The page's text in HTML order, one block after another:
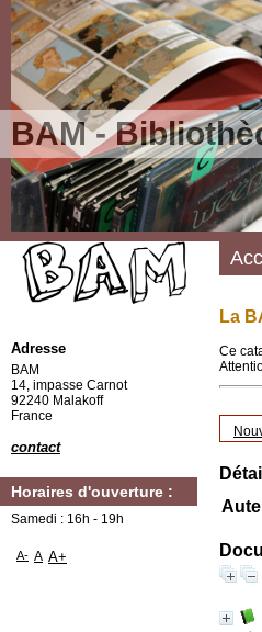
BAM -
La
Ce
Adresse
BAM
14, impasse Carnot
92240 Malakoff
France
contact
Horaires d'ouverture :
Samedi : 16h - 19h
A- A A+